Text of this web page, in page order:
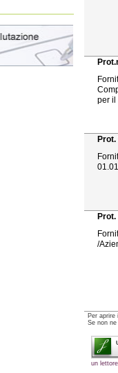
Per aprire
Se non
un
per il
/